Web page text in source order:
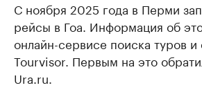
С ноября 2025 года в Перми
рейсы в Гоа. Информация об
онлайн-сервисе поиска туров и
Tourvisor. Первым на это
Ura.ru.